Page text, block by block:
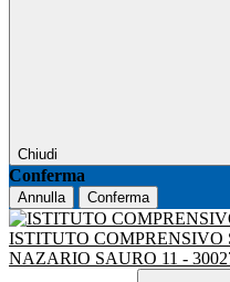
Chiudi
Conferma
Annulla Conferma
ISTITUTO COMPRENSIVO
NAZARIO SAURO 11 -